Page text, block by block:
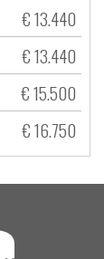
€ 13.440
€ 13.440
€ 15.500
€ 16.750